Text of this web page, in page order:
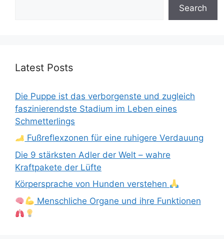
Search
Latest Posts
Die Puppe ist das verborgenste und zugleich
faszinierendste Stadium im Leben eines
Schmetterlings
Fußreflexzonen für eine ruhigere Verdauung
Die 9 stärksten Adler der Welt – wahre
Kraftpakete der Lüfte
Körpersprache von Hunden verstehen
Menschliche Organe und ihre Funktionen